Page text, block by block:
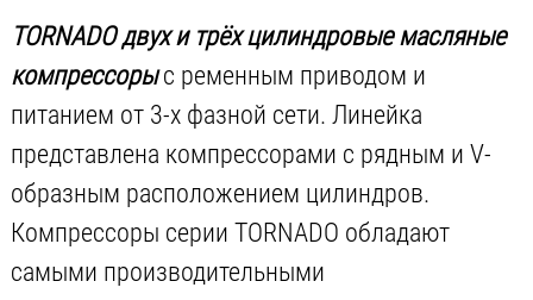
TORNADO двух и трёх цилиндровые масляные
компрессорыс ременным приводом и
питанием от 3-х фазной сети. Линейка
представлена компрессорами с рядным и V-
образным расположением цилиндров.
Компрессоры серии TORNADO обладают
самыми производительными